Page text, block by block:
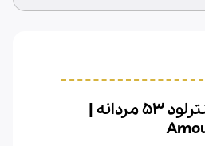
عطر ادکلن آمواج اینترلود 53 مردانه |